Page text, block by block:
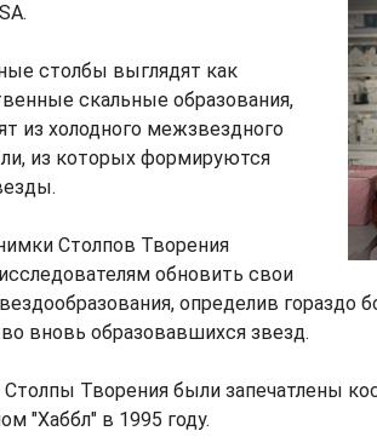
столбы выглядят как
скальные образования,
из холодного межзвездного
из которых формируются
Столпов Творения
обновить свои
определив гораздо
вновь образовавшихся звезд.
Творения были запечатлены
"Хаббл" в 1995 году.